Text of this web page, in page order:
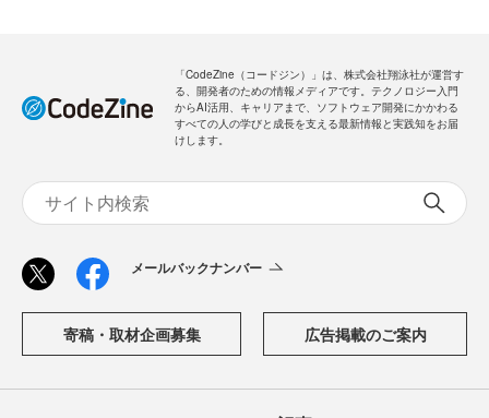
ログイン
からAI活用、キャリアまで、ソフトウェア開発にかかわる
すべての人の学びと成長を支える最新情報と実践知をお届